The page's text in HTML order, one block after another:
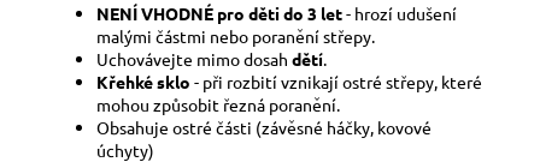
NENÍ VHODNÉ pro děti do 3 let- hrozí udušení
malými částmi nebo poranění střepy.
Uchovávejte mimo dosah dětí.
Křehké sklo - při rozbití vznikají ostré střepy, které
mohou způsobit řezná poranění.
Obsahuje ostré části (závěsné háčky, kovové
úchyty)